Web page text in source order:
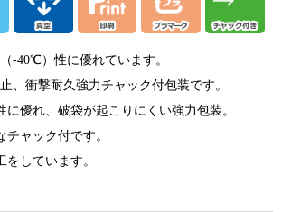
-40℃）性に優れています。
、衝撃耐久強力チャック付包装です。
優れ、破袋が起こりにくい強力包装。
ャック付です。
しています。